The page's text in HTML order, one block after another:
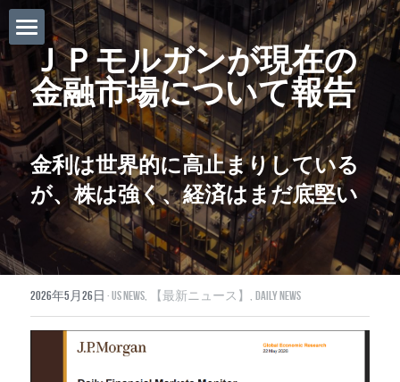
ホーム
Daily News
About Globalists
U.S. News
EuropeNews
China News
Featured Topics
Japan
ＪＰモルガンが現在の
金融市場について報告
金利は世界的に高止まりしている
が、株は強く、経済はまだ底堅い
2026年5月26日 ·US News, 【最新ニュース】, Daily News